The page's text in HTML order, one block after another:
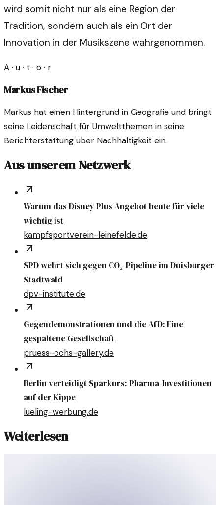
wird somit nicht nur als eine Region der
Tradition, sondern auch als ein Ort der
Innovation in der Musikszene wahrgenommen.
A · u · t · o · r
Markus Fischer
Markus hat einen Hintergrund in Geografie und bringt
seine Leidenschaft für Umweltthemen in seine
Berichterstattung über Nachhaltigkeit ein.
Aus unserem Netzwerk
Warum das Disney Plus Angebot heute für viele
wichtig ist
kampfsportverein-leinefelde.de
SPD wehrt sich gegen CO₂-Pipeline im Duisburger
Stadtwald
dpv-institute.de
Gegendemonstrationen und die AfD: Eine
gespaltene Gesellschaft
pruess-ochs-gallery.de
Berlin verteidigt Sparkurs: Pharma-Investitionen
auf der Kippe
lueling-werbung.de
Weiterlesen